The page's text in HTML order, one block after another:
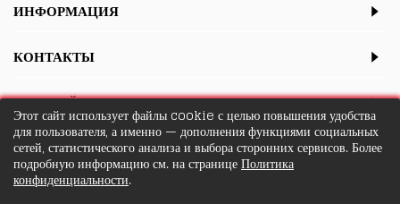
ИНФОРМАЦИЯ
КОНТАКТЫ
ЛИЧНЫЙ КАБИНЕТ
Этот сайт использует файлы cookie с целью повышения удобства
для пользователя, а именно — дополнения функциями социальных
сетей, статистического анализа и выбора сторонних сервисов. Более
подробную информацию см. на страницеПолитика
конфиденциальности.